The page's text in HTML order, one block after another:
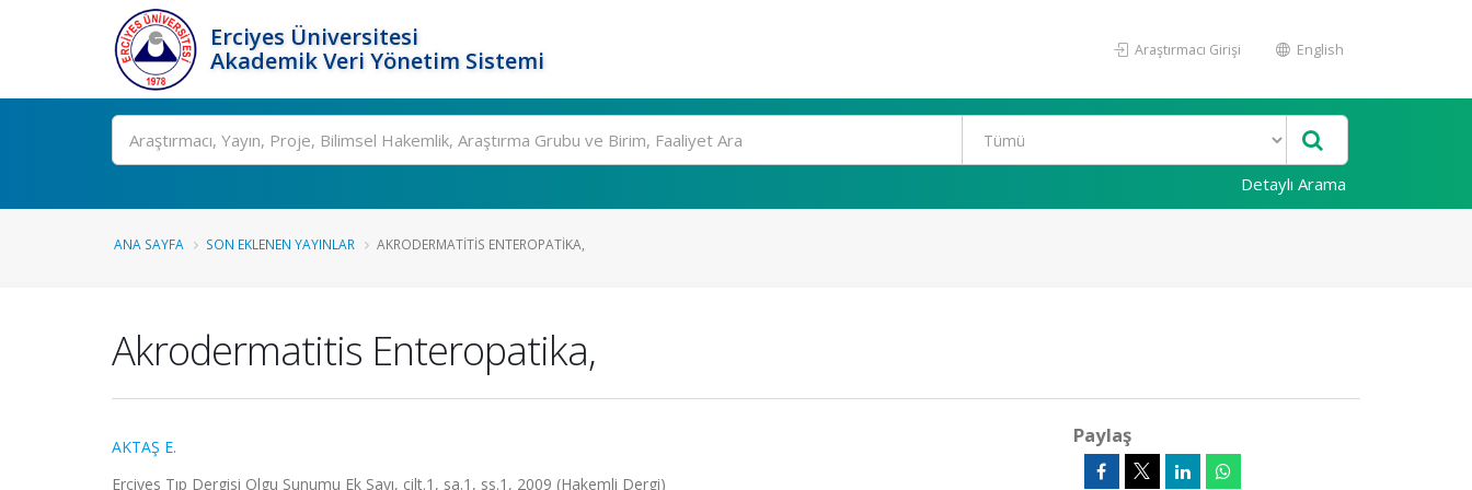
Erciyes Üniversitesi
Akademik Veri Yönetim Sistemi
Araştırmacı Girişi English
Ara
Detaylı Arama
ANA SAYFA SON EKLENEN YAYINLAR AKRODERMATITIS ENTEROPATIKA,
Akrodermatitis Enteropatika,
AKTAŞ E.
Erciyes Tıp Dergisi Olgu Sunumu Ek Sayı, cilt.1, sa.1, ss.1, 2009 (Hakemli Dergi)
Paylaş